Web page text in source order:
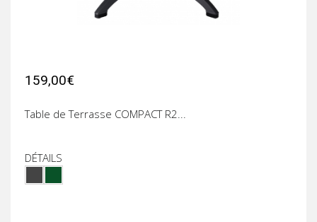
159,00€
Table de Terrasse COMPACT R2...
DÉTAILS